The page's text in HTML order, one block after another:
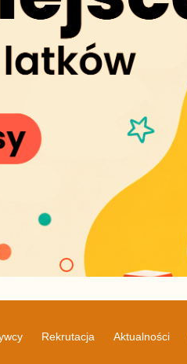
Rekrutacja Aktualności